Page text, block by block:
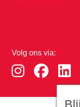
Volg ons via: